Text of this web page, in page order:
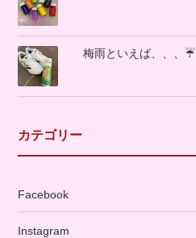
梅雨といえば、、、☔
カテゴリー
Facebook
Instagram